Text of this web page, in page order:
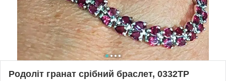
Родоліт гранат срібний браслет, 0332ТР